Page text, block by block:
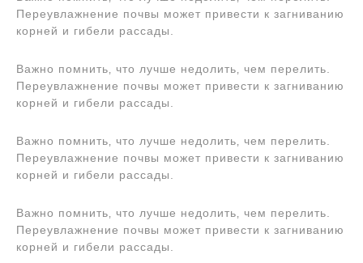
Переувлажнение почвы может привести к загниванию
корней и гибели рассады.
Важно помнить‚ что лучше недолить‚ чем перелить.
Переувлажнение почвы может привести к загниванию
корней и гибели рассады.
Важно помнить‚ что лучше недолить‚ чем перелить.
Переувлажнение почвы может привести к загниванию
корней и гибели рассады.
Важно помнить‚ что лучше недолить‚ чем перелить.
Переувлажнение почвы может привести к загниванию
корней и гибели рассады.